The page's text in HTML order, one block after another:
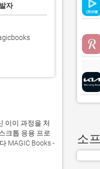
자
이이 과정을 처
크톱 응용 프로
MAGIC Books -
소